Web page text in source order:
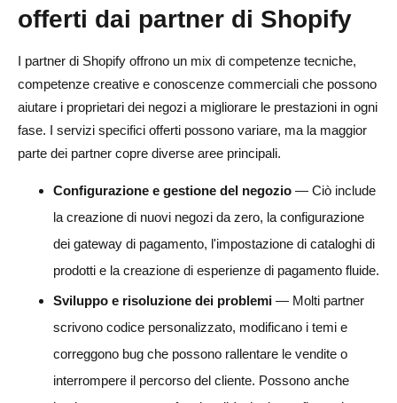
offerti dai partner di Shopify
I partner di Shopify offrono un mix di competenze tecniche,
competenze creative e conoscenze commerciali che possono
aiutare i proprietari dei negozi a migliorare le prestazioni in ogni
fase. I servizi specifici offerti possono variare, ma la maggior
parte dei partner copre diverse aree principali.
Configurazione e gestione del negozio — Ciò include
la creazione di nuovi negozi da zero, la configurazione
dei gateway di pagamento, l'impostazione di cataloghi di
prodotti e la creazione di esperienze di pagamento fluide.
Sviluppo e risoluzione dei problemi — Molti partner
scrivono codice personalizzato, modificano i temi e
correggono bug che possono rallentare le vendite o
interrompere il percorso del cliente. Possono anche